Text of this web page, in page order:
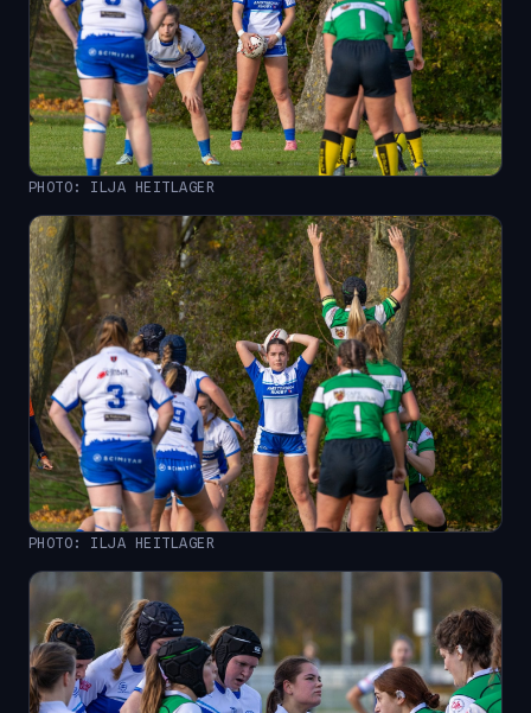
PHOTO: ILJA HEITLAGER
PHOTO: ILJA HEITLAGER